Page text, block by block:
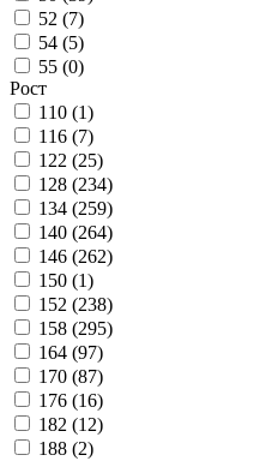
52 (7)
54 (5)
55 (0)
Рост
110 (1)
116 (7)
122 (25)
128 (234)
134 (259)
140 (264)
146 (262)
150 (1)
152 (238)
158 (295)
164 (97)
170 (87)
176 (16)
182 (12)
188 (2)